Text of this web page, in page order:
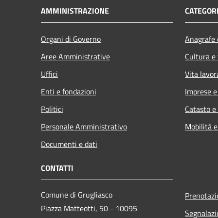
AMMINISTRAZIONE
Organi di Governo
Aree Amministrative
Uffici
Enti e fondazioni
Politici
Personale Amministrativo
Documenti e dati
Cultura
Vita
Imprese
Catasto
Mobilità
CONTATTI
Comune di Grugliasco
Piazza Matteotti, 50 - 10095